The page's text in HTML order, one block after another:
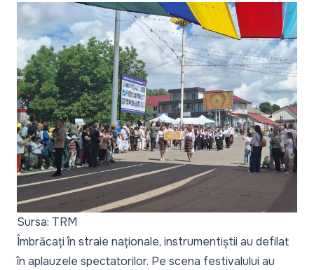
Sursa: TRM
Îmbrăcați în straie naționale, instrumentiștii au defilat
în aplauzele spectatorilor. Pe scena festivalului au